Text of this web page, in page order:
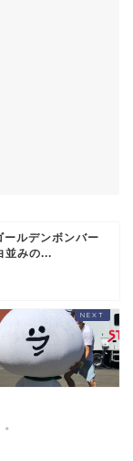
ルデンボンバー
並みの...